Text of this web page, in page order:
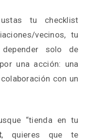
tu checklist
vecinos, tu
solo de
una acción: una
con un
“tienda en tu
, quieres que te